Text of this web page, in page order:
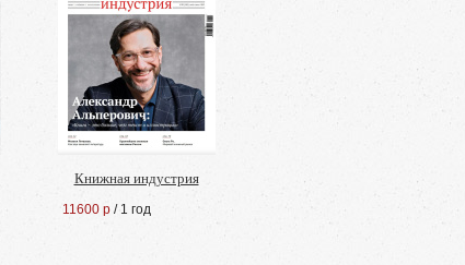
Книжная индустрия
11600 р / 1 год